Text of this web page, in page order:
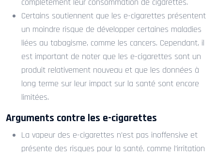
Certains soutiennent que les e-cigarettes présentent
un moindre risque de développer certaines maladies
liées au tabagisme, comme les cancers. Cependant, il
est important de noter que les e-cigarettes sont un
produit relativement nouveau et que les données à
long terme sur leur impact sur la santé sont encore
limitées.
Arguments contre les e-cigarettes
La vapeur des e-cigarettes n’est pas inoffensive et
présente des risques pour la santé, comme l’irritation